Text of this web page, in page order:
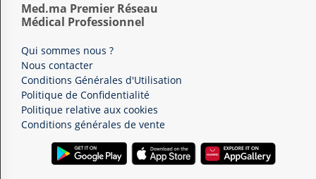
Med.ma Premier Réseau
Médical Professionnel
Qui sommes nous ?
Nous contacter
Conditions Générales d'Utilisation
Politique de Confidentialité
Politique relative aux cookies
Conditions générales de vente